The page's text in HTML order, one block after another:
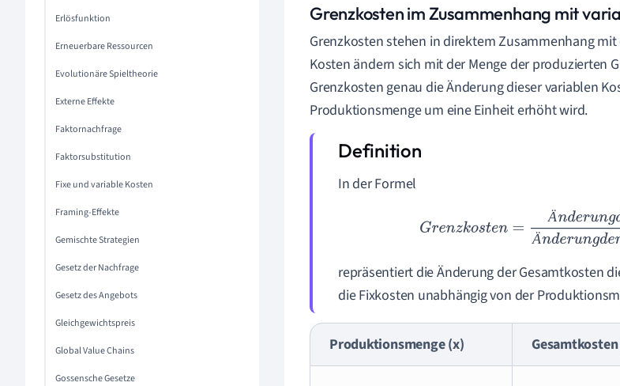
Erlösfunktion
Erneuerbare Ressourcen
Evolutionäre Spieltheorie
Externe Effekte
Faktornachfrage
Faktorsubstitution
Fixe und variable Kosten
Framing-Effekte
Gemischte Strategien
Gesetz der Nachfrage
Gesetz des Angebots
Gleichgewichtspreis
Global Value Chains
Gossensche Gesetze
Grenzkosten im Zusammenhang mit
Grenzkosten stehen in direktem Zusammenhang
Kosten ändern sich mit der Menge der produzierten
Grenzkosten genau die Änderung dieser variablen
Produktionsmenge um eine Einheit erhöht wird.
In der Formel
Ä
Ä
osten=Änderung de samtkosten
repräsentiert die Änderung der Gesamtkosten
die Fixkosten unabhängig von der
Produktionsmenge (x)